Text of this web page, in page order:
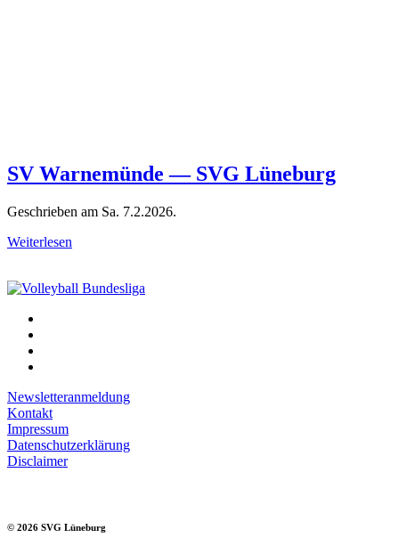
SV Warnemünde — SVG Lüneburg
Geschrieben am Sa. 7.2.2026.
Weiterlesen
Newsletteranmeldung
Kontakt
Impressum
Datenschutzerklärung
Disclaimer
© 2026 SVG Lüneburg